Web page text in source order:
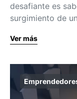
desafiante es
surgimiento de
Ver más